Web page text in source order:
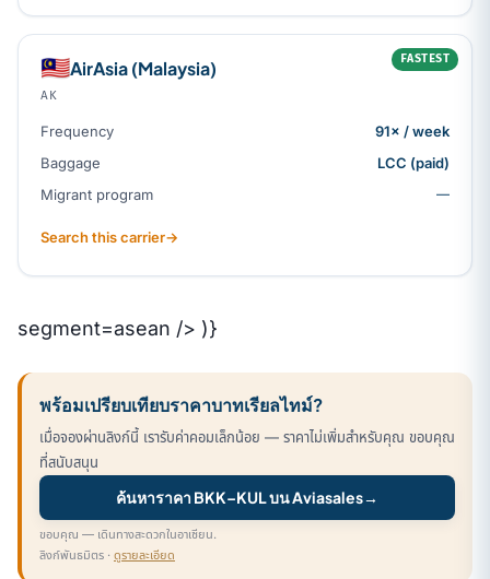
FASTEST
🇲🇾AirAsia (Malaysia)
AK
Frequency
91× / week
Baggage
LCC (paid)
Migrant program
—
Search this carrier→
segment=asean /> )}
พร้อมเปรียบเทียบราคาบาทเรียลไทม์?
เมื่อจองผ่านลิงก์นี้ เรารับค่าคอมเล็กน้อย — ราคาไม่เพิ่มสำหรับคุณ ขอบคุณ
ที่สนับสนุน
ค้นหาราคา BKK–KUL บน Aviasales→
ขอบคุณ — เดินทางสะดวกในอาเซียน.
ลิงก์พันธมิตร · ดูรายละเอียด